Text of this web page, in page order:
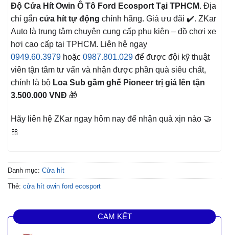
Độ Cửa Hít Owin Ô Tô Ford Ecosport Tại TPHCM. Địa
chỉ gắn cửa hít tự động chính hãng. Giá ưu đãi ✔️. ZKar
Auto là trung tâm chuyên cung cấp phụ kiện – đồ chơi xe
hơi cao cấp tại TPHCM. Liên hệ ngay
0949.60.3979 hoặc 0987.801.029 để được đội kỹ thuật
viên tận tâm tư vấn và nhận được phần quà siêu chất,
chính là bộ Loa Sub gầm ghế Pioneer trị giá lên tận
3.500.000 VNĐ 🎁
Hãy liên hệ ZKar ngay hôm nay để nhận quà xịn nào 🤝
🎀
Danh mục: Cửa hít
Thẻ: cửa hít owin ford ecosport
CAM KẾT